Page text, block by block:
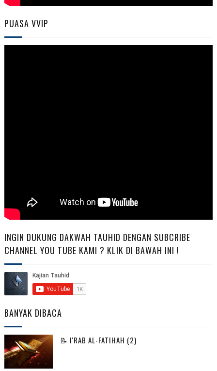
PUASA VVIP
INGIN DUKUNG DAKWAH TAUHID DENGAN SUBCRIBE
CHANNEL YOU TUBE KAMI ? KLIK DI BAWAH INI !
BANYAK DIBACA
📝 I'RAB AL-FATIHAH (2)